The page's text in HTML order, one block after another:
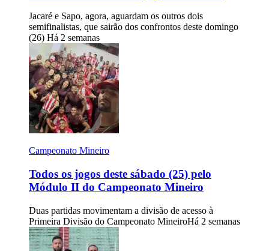
Jacaré e Sapo, agora, aguardam os outros dois
semifinalistas, que sairão dos confrontos deste domingo
(26) Há 2 semanas
Campeonato Mineiro
Todos os jogos deste sábado (25) pelo
Módulo II do Campeonato Mineiro
Duas partidas movimentam a divisão de acesso à
Primeira Divisão do Campeonato MineiroHá 2 semanas